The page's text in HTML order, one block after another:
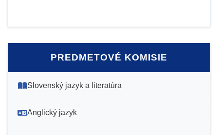
PREDMETOVÉ KOMISIE
Slovenský jazyk a literatúra
Anglický jazyk